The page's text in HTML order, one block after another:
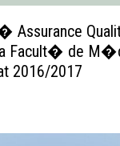
Assurance
Facult� de
2016/2017